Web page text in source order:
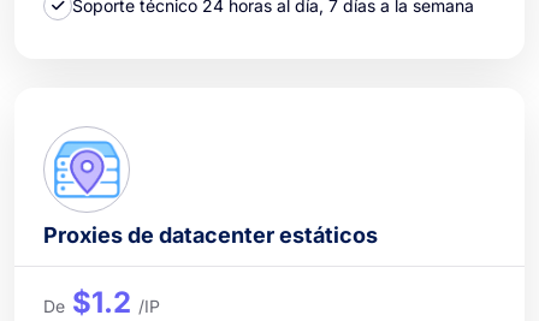
Soporte técnico 24 horas al día, 7 días a la semana
Proxies de datacenter estáticos
De $1.2 /IP